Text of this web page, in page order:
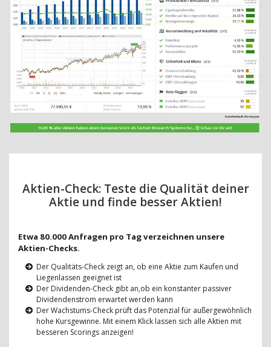
Aktien-Check: Teste die Qualität deiner
Aktie und finde besser Aktien!
Etwa 80.000 Anfragen pro Tag verzeichnen unsere
Aktien-Checks.
Der Qualitäts-Check zeigt an, ob eine Aktie zum Kaufen und
Liegenlassen geeignet ist
Der Dividenden-Check gibt an,ob ein konstanter passiver
Dividendenstrom erwartet werden kann
Der Wachstums-Check prüft das Potenzial für außergewöhnlich
hohe Kursgewinne. Mit einem Klick lassen sich alle Aktien mit
besseren Scorings anzeigen!